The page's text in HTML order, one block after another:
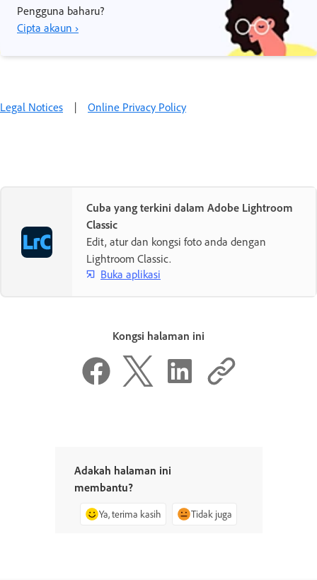
Pengguna baharu?
Cipta akaun ›
Legal Notices | Online Privacy Policy
Cuba yang terkini dalam Adobe Lightroom
Classic
Edit, atur dan kongsi foto anda dengan
Lightroom Classic.
Buka aplikasi
Kongsi halaman ini
Adakah halaman ini
membantu?
Ya, terima kasih Tidak juga